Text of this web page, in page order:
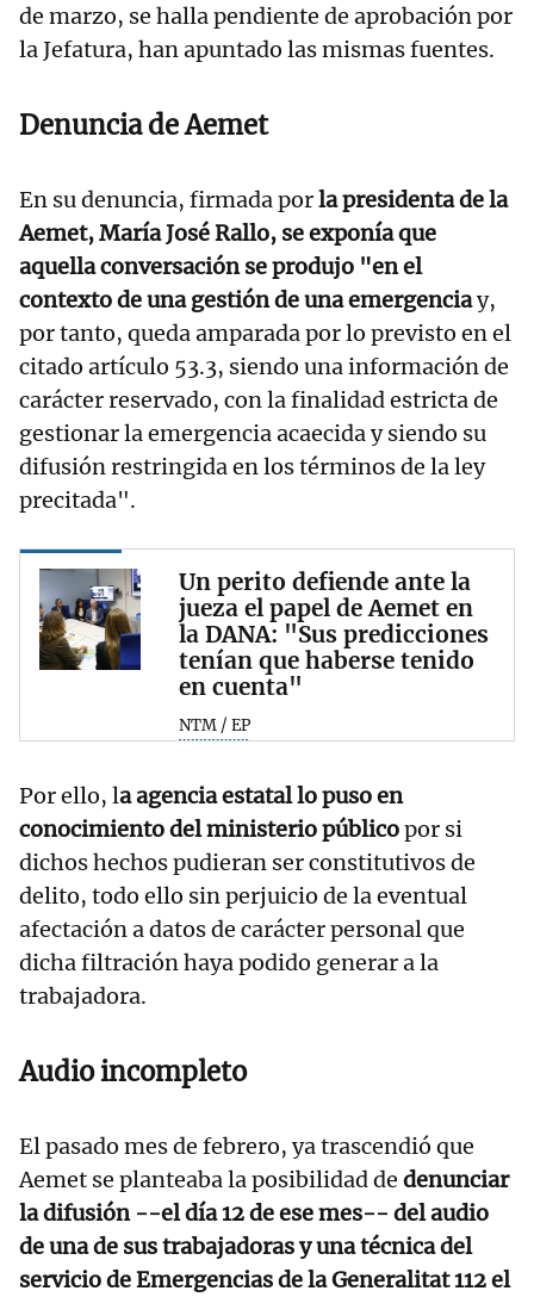
de marzo, se halla pendiente de aprobación por
la Jefatura, han apuntado las mismas fuentes.
Denuncia de Aemet
En su denuncia, firmada porla presidenta de la
Aemet, María José Rallo, se exponía que
aquella conversación se produjo "en el
contexto de una gestión de una emergenciay,
por tanto, queda amparada por lo previsto en el
citado artículo 53.3, siendo una información de
carácter reservado, con la finalidad estricta de
gestionar la emergencia acaecida y siendo su
difusión restringida en los términos de la ley
precitada".
Un perito defiende ante la
jueza el papel de Aemet en
la DANA: "Sus predicciones
tenían que haberse tenido
en cuenta"
NTM / EP
Por ello, la agencia estatal lo puso en
conocimiento del ministerio públicopor si
dichos hechos pudieran ser constitutivos de
delito, todo ello sin perjuicio de la eventual
afectación a datos de carácter personal que
dicha filtración haya podido generar a la
trabajadora.
Audio incompleto
El pasado mes de febrero, ya trascendió que
Aemet se planteaba la posibilidad de denunciar
la difusión --el día 12 de ese mes-- del audio
de una de sus trabajadoras y una técnica del
servicio de Emergencias de la Generalitat 112 el